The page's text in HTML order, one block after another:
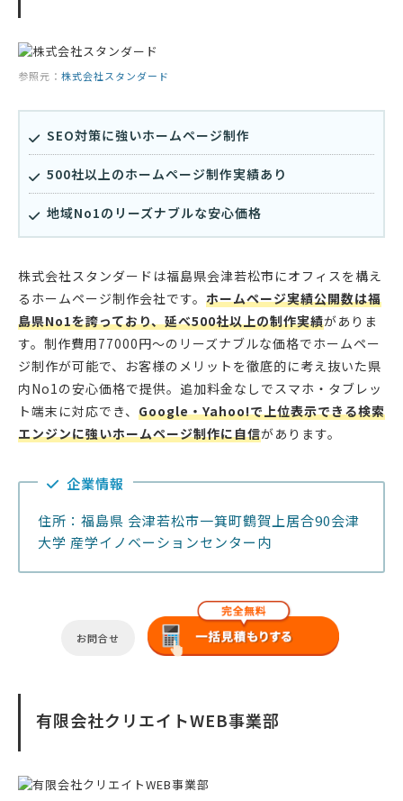
参照元： 株式会社スタンダード
SEO対策に強いホームページ制作
500社以上のホームページ制作実績あり
地域No1のリーズナブルな安心価格
株式会社スタンダードは福島県会津若松市にオフィスを構え
るホームページ制作会社です。 ホームページ実績公開数は福
島県No1を誇っており、延べ500社以上の制作実績がありま
す。制作費用77000円〜のリーズナブルな価格でホームペー
ジ制作が可能で、お客様のメリットを徹底的に考え抜いた県
内No1の安心価格で提供。追加料金なしでスマホ・タブレッ
ト端末に対応でき、 Google・Yahoo!で上位表示できる検索
エンジンに強いホームページ制作に自信があります。
企業情報
住所：福島県 会津若松市一箕町鶴賀上居合90会津
大学 産学イノベーションセンター内
お問合せ
有限会社クリエイトWEB事業部